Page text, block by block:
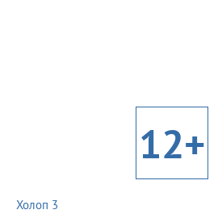
12+
Холоп 3